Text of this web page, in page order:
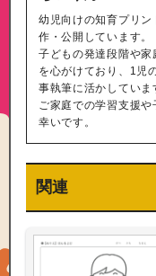
幼児向けの知育プリ
作・公開しています。
子どもの発達段階や家
を心がけており、1児
事執筆に活かしていま
ご家庭での学習支援
幸いです。
関連